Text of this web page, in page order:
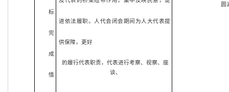
标
完
成
情
进依法履职。人代会闭会期间为人大代表提
供保障，更好
的履行代表职责，代表进行考察、视察、座
谈、
圆